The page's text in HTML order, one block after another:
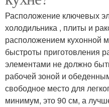
Расположение ключевых
холодильника , плиты и
расположением кухонной
быстроты приготовления
элементами не должно
рабочей зоной и
свободное место для
минимум, это 90 см, а